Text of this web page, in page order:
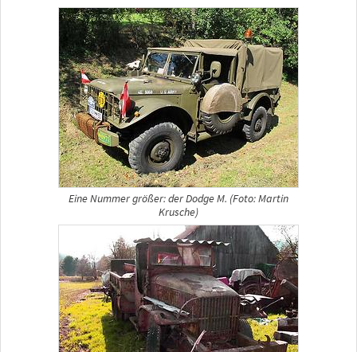
Eine Nummer größer: der Dodge M. (Foto: Martin
Krusche)